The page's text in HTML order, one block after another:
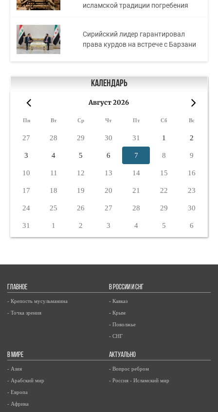
исламской традиции погребения
Сирийский лидер гарантировал
права курдов на встрече с Барзани
Календарь
Август 2026
Пн Вт Ср Чт Пт Сб Вс
27 28 29 30 31 1 2
3 4 5 6 7 8 9
10 11 12 13 14 15 16
17 18 19 20 21 22 23
24 25 26 27 28 29 30
31 1 2 3 4 5 6
ГЛАВНОЕ
- Крепость мусульманина
- Точка зрения
В РОССИИ И СНГ
- Кавказ
- Крым
- Поволжье
- СНГ
В МИРЕ
- Азия
- Арабский мир
- Европа
- Африка
АКТУАЛЬНО
- Вопрос ребром
- Россия - Исламский мир